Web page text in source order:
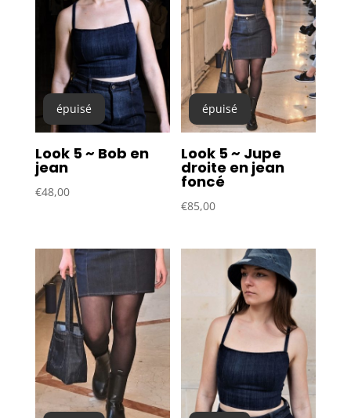
épuisé
Look 5 ~ Bob en
jean
€48,00
épuisé
Look 5 ~ Jupe
droite en jean
foncé
€85,00